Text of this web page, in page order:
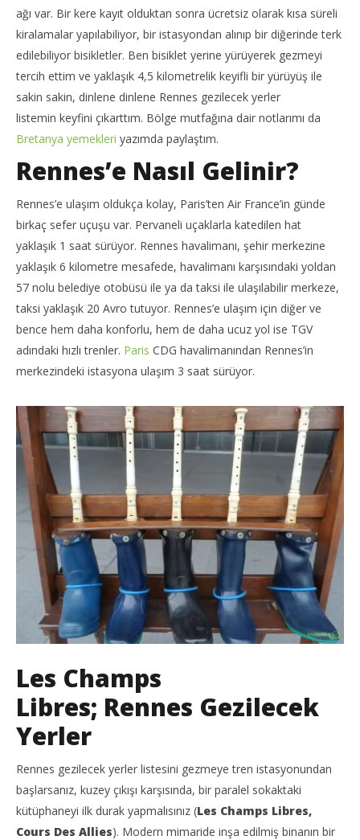
NOW VIEWING
Rennes Gezilecek Yerler, Rennes Gezisi Notları
Kasım
2014
TheGutan
ağı var. Bir kere kayıt olduktan sonra ücretsiz olarak kısa süreli
kiralamalar yapılabiliyor, bir istasyondan alınıp bir diğerinde terk
edilebiliyor bisikletler. Ben bisiklet yerine yürüyerek gezmeyi
tercih ettim ve yaklaşık 4,5 kilometrelik keyifli bir yürüyüş ile
sakin sakin, dinlene dinlene Rennes gezilecek yerler
listemin keyfini çıkarttım. Bölge mutfağına dair notlarımı da
Bretanya yemekleri yazımda paylaştım.
Rennes’e Nasıl Gelinir?
Rennes’e ulaşım oldukça kolay, Paris’ten Air France’in günde
birkaç sefer uçuşu var. Pervaneli uçaklarla katedilen hat
yaklaşık 1 saat sürüyor. Rennes havalimanı, şehir merkezine
yaklaşık 6 kilometre mesafede, havalimanı karşısındaki yoldan
57 nolu belediye otobüsü ile ya da taksi ile ulaşılabilir merkeze,
taksi yaklaşık 20 Avro tutuyor. Rennes’e ulaşım için diğer ve
bence hem daha konforlu, hem de daha ucuz yol ise TGV
adındaki hızlı trenler. Paris CDG havalimanından Rennes’in
merkezindeki istasyona ulaşım 3 saat sürüyor.
Les Champs
Libres; Rennes Gezilecek
Yerler
Rennes gezilecek yerler listesini gezmeye tren istasyonundan
başlarsanız, kuzey çıkışı karşısında, bir paralel sokaktaki
kütüphaneyi ilk durak yapmalısınız (Les Champs Libres,
Cours Des Allies). Modern mimaride inşa edilmiş binanın bir